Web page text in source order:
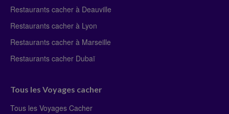
Restaurants cacher à Deauville
Restaurants cacher à Lyon
Restaurants cacher à Marseille
Restaurants cacher Dubaï
Tous les Voyages cacher
Tous les Voyages Cacher